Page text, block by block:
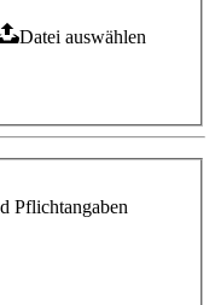
Datei auswählen
Pflichtangaben